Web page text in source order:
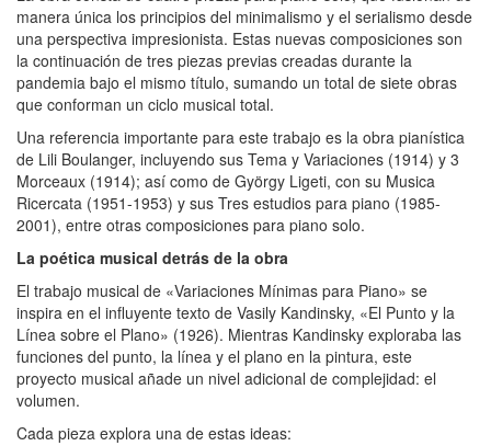
manera única los principios del minimalismo y el serialismo desde
una perspectiva impresionista. Estas nuevas composiciones son
la continuación de tres piezas previas creadas durante la
pandemia bajo el mismo título, sumando un total de siete obras
que conforman un ciclo musical total.
Una referencia importante para este trabajo es la obra pianística
de Lili Boulanger, incluyendo sus Tema y Variaciones (1914) y 3
Morceaux (1914); así como de György Ligeti, con su Musica
Ricercata (1951-1953) y sus Tres estudios para piano (1985-
2001), entre otras composiciones para piano solo.
La poética musical detrás de la obra
El trabajo musical de «Variaciones Mínimas para Piano» se
inspira en el influyente texto de Vasily Kandinsky, «El Punto y la
Línea sobre el Plano» (1926). Mientras Kandinsky exploraba las
funciones del punto, la línea y el plano en la pintura, este
proyecto musical añade un nivel adicional de complejidad: el
volumen.
Cada pieza explora una de estas ideas: